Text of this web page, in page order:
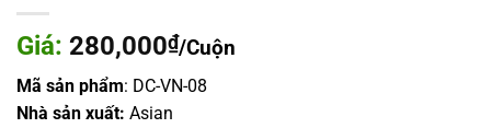
Giá: 280,000₫/Cuộn
Mã sản phẩm: DC-VN-08
Nhà sản xuất: Asian